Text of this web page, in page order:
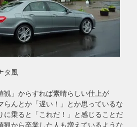
タ風
観」からすれば素晴らしい仕上が
んとか「遅い！」とか思っているな
に乗ると「これだ！」と感じることだ
観から卒業した人も増えているような